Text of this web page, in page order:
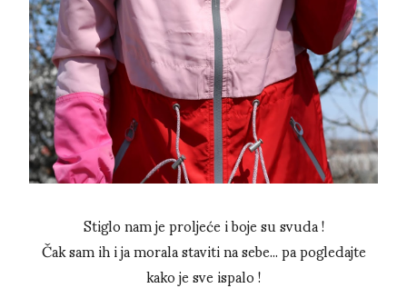
Stiglo nam je proljeće i boje su svuda !
Čak sam ih i ja morala staviti na sebe... pa pogledajte
kako je sve ispalo !